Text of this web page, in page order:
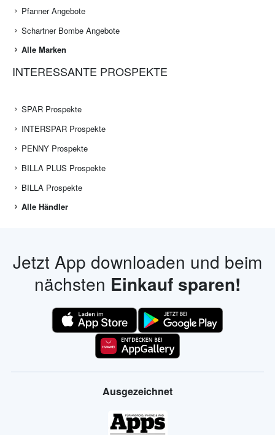
Pfanner Angebote
Schartner Bombe Angebote
Alle Marken
INTERESSANTE PROSPEKTE
SPAR Prospekte
INTERSPAR Prospekte
PENNY Prospekte
BILLA PLUS Prospekte
BILLA Prospekte
Alle Händler
Jetzt App downloaden und beim
nächsten Einkauf sparen!
Ausgezeichnet